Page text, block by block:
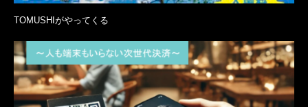
TOMUSHIがやってくる